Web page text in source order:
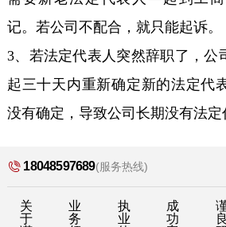
记。若公司不配合，就只能起诉。
3、若法定代表人突然辞职了，公
起三十天内重新确定新的法定代
没有确定，导致公司长期没有法定
18048597689(服务热线)
关
于
业
务
执
业
成
功
良